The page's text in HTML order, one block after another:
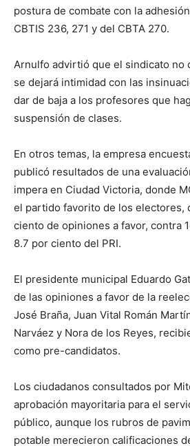
postura de combate con la
CBTIS 236, 271 y del CBTA 270.
Arnulfo advirtió que el sindicato no
se dejará intimidad con las
dar de baja a los profesores que
suspensión de clases.
En otros temas, la empresa
publicó resultados de una
impera en Ciudad Victoria, donde
el partido favorito de los electores,
ciento de opiniones a favor, contra
8.7 por ciento del PRI.
El presidente municipal Eduardo
de las opiniones a favor de la
José Braña, Juan Vital Román
Narváez y Nora de los Reyes,
como pre-candidatos.
Los ciudadanos consultados por
aprobación mayoritaria para el
público, aunque los rubros de
potable merecieron calificaciones